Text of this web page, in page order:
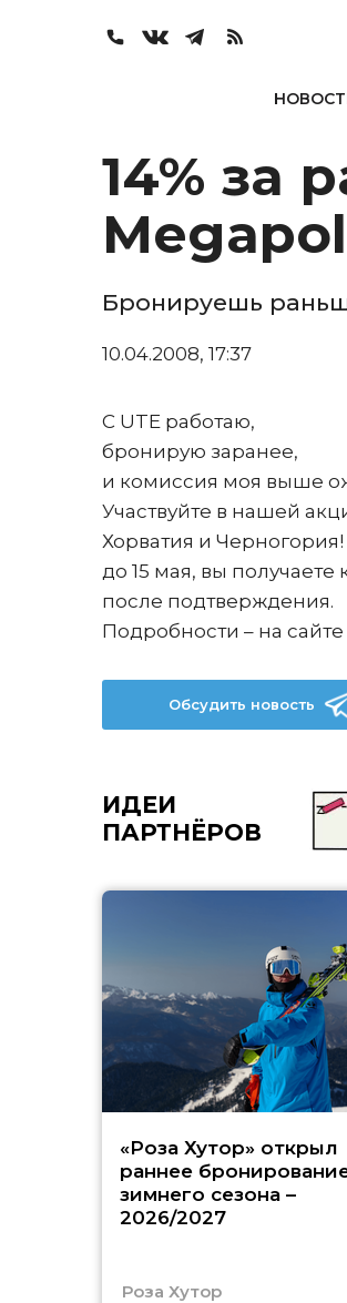
14% за
Бронируешь
10.04.2008, 17:37
С UTE работаю,
бронирую заранее,
и комиссия моя выше
Участвуйте в нашей
Хорватия и
до 15 мая, вы получаете
после подтверждения.
Подробности – на сайте
Обсудить новость
ИДЕИ
ПАРТНЁРОВ
«Роза Хутор» открыл
раннее
зимнего сезона –
2026/2027
Роза Хутор